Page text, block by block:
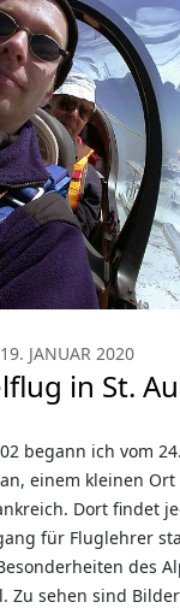
19. JANUAR 2020
in St.
begann ich vom
einem kleinen
Dort findet
für Fluglehrer
des
Zu sehen sind